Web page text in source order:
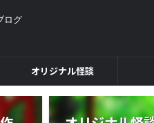
ログ
オリジナル怪談